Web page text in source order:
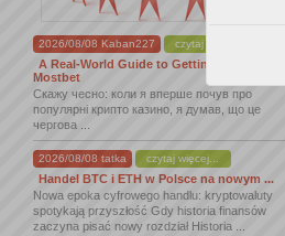
2026/08/08 Kaban227 czytaj więcej...
A Real-World Guide to Getting Started With
Mostbet
Скажу чесно: коли я вперше почув про
популярні крипто казино, я думав, що це
чергова ...
2026/08/08 tatka czytaj więcej...
Handel BTC i ETH w Polsce na nowym ...
Nowa epoka cyfrowego handlu: kryptowaluty
spotykają przyszłość Gdy historia finansów
zaczyna pisać nowy rozdział Historia ...